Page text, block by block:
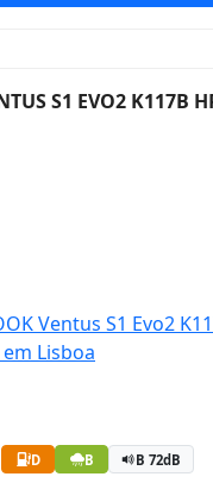
S1 EVO2 K117B
D B B 72dB